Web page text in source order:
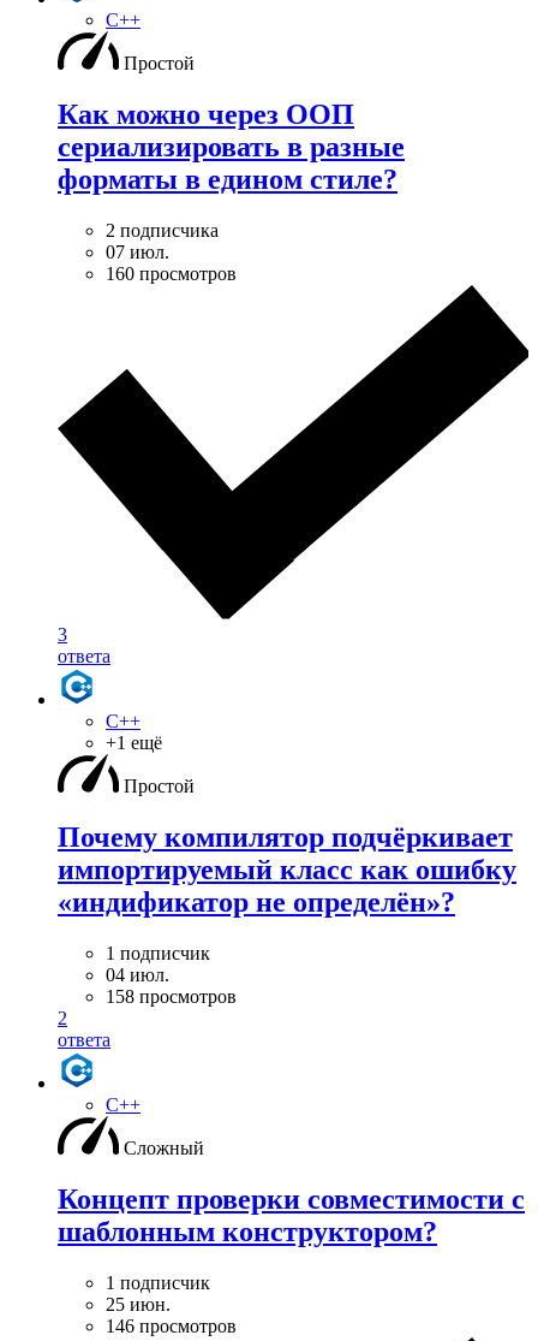
C++
Простой
Как можно через ООП
сериализировать в разные
форматы в едином стиле?
2 подписчика
07 июл.
160 просмотров
3
ответа
C++
+1 ещё
Простой
Почему компилятор подчёркивает
импортируемый класс как ошибку
«индификатор не определён»?
1 подписчик
04 июл.
158 просмотров
2
ответа
C++
Сложный
Концепт проверки совместимости с
шаблонным конструктором?
1 подписчик
25 июн.
146 просмотров